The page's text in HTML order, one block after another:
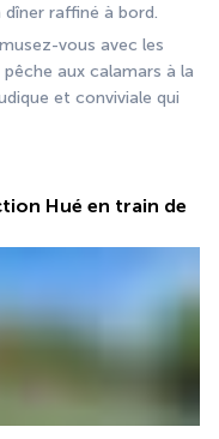
raffiné à bord.
vous avec les
aux calamars à la
et conviviale qui
Hué en train de